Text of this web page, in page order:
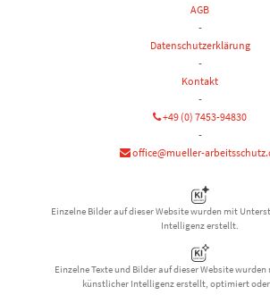
AGB
-
Datenschutzerklärung
-
Kontakt
-
+49 (0) 7453-94830
-
office@mueller-
Einzelne Bilder auf dieser Website wurden mit
Intelligenz erstellt.
Einzelne Texte und Bilder auf dieser Website
künstlicher Intelligenz erstellt, optimiert